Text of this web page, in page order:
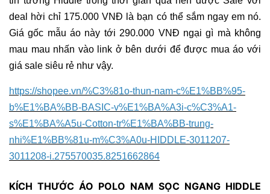
deal hời chỉ 175.000 VNĐ là bạn có thể sắm ngay em nó.
Giá gốc mẫu áo này tới 290.000 VNĐ ngại gì mà không
mau mau nhấn vào link ở bên dưới để được mua áo với
giá sale siêu rẻ như vậy.
https://shopee.vn/%C3%81o-thun-nam-c%E1%BB%95-
b%E1%BA%BB-BASIC-v%E1%BA%A3i-c%C3%A1-
s%E1%BA%A5u-Cotton-tr%E1%BA%BB-trung-
nhi%E1%BB%81u-m%C3%A0u-HIDDLE-3011207-
3011208-i.275570035.8251662864
KÍCH THƯỚC ÁO POLO NAM SỌC NGANG HIDDLE